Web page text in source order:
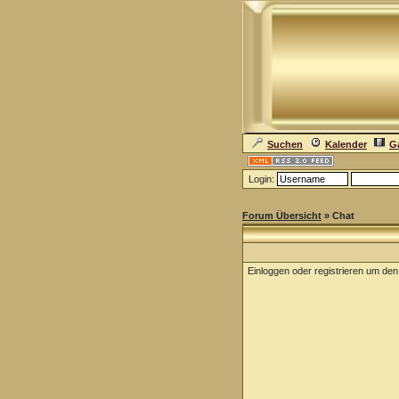
Suchen Kalender
Login:
Forum Übersicht » Chat
Einloggen oder registrieren um